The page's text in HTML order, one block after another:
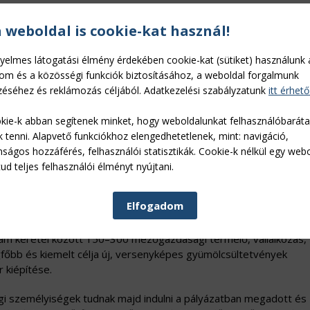
február végétől már most folyamatosan beadható.
elsősorban a meglévő erdő természetességi állapotához
állomány helyett magasabb ökológiai értékű, legalább azonos
kívánja előmozdítani. Az erdő egyes szerkezeti elemeinek
az adott termőhelynek megfelelő természetes
erdőszerkezet-átalakítás segítségével valósítható meg,
megfogalmazásra.
a kertészetek korszerűsítésének keretei között
a lehetőségével.
keretei között 150–300 mezőgazdasági termelő, vállalkozás,
és kiemelt célja új, versenyképes gyümölcsültetvények
kiépítése.
tudnak majd indulni a pályázatban megadott és
weboldal is cookie-kat használ!
látogatási élmény érdekében cookie-kat (sütiket) használunk
és a közösségi funkciók biztosításához, a weboldal forgalmunk
és reklámozás céljából. Adatkezelési szabályzatunk itt
k abban segítenek minket, hogy weboldalunkat
tenni. Alapvető funkciókhoz elengedhetetlenek, mint: navigáció,
hozzáférés, felhasználói statisztikák. Cookie-k nélkül egy
teljes felhasználói élményt nyújtani.
Elfogadom